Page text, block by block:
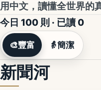
用中文，讀懂全世界的
今日 100 則 · 已讀 0
🎨豐富 👵簡潔
新聞河